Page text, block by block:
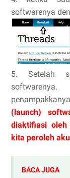
softwarenya
5. Setelah
(launch)
diaktifiasi
kita peroleh
BACA JUGA